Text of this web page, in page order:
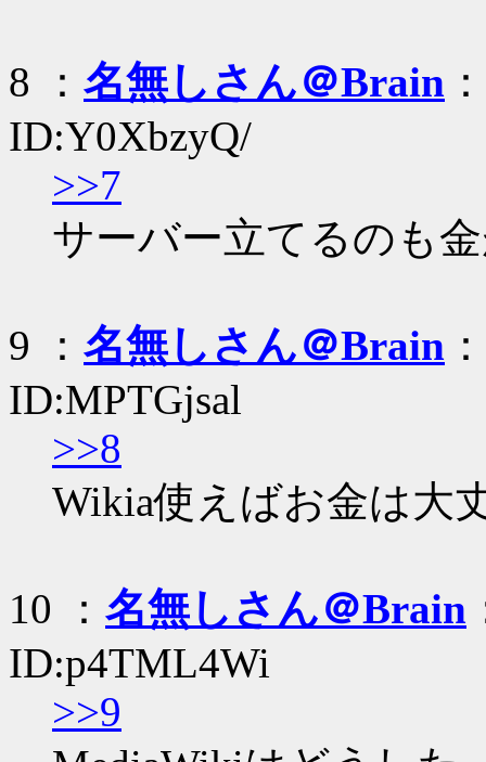
8 ： 名無しさん＠Brain
ID:Y0XbzyQ/
>>7
サーバー立てるのも
9 ： 名無しさん＠Brain
ID:MPTGjsal
>>8
Wikia使えばお金は大
10 ： 名無しさん＠Brain
ID:p4TML4Wi
>>9